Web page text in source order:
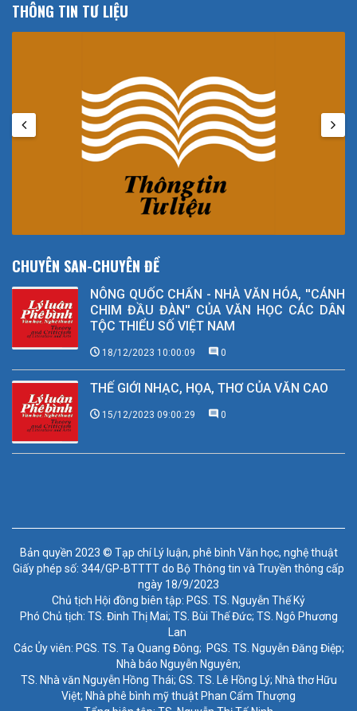
THÔNG TIN TƯ LIỆU
CHUYÊN SAN-CHUYÊN ĐỀ
NÔNG QUỐC CHẤN - NHÀ VĂN HÓA, ''CÁNH
CHIM ĐẦU ĐÀN'' CỦA VĂN HỌC CÁC DÂN
TỘC THIỂU SỐ VIỆT NAM
18/12/2023 10:00:09 0
THẾ GIỚI NHẠC, HỌA, THƠ CỦA VĂN CAO
15/12/2023 09:00:29 0
Bản quyền 2023 © Tạp chí Lý luận, phê bình Văn học, nghệ thuật
Giấy phép số: 344/GP-BTTTT do Bộ Thông tin và Truyền thông cấp
ngày 18/9/2023
Chủ tịch Hội đồng biên tập: PGS. TS. Nguyễn Thế Kỷ
Phó Chủ tịch: TS. Đinh Thị Mai; TS. Bùi Thế Đức; TS. Ngô Phương
Lan
Các Ủy viên: PGS. TS. Tạ Quang Đông; PGS. TS. Nguyễn Đăng Điệp;
Nhà báo Nguyễn Nguyên;
TS. Nhà văn Nguyễn Hồng Thái; GS. TS. Lê Hồng Lý; Nhà thơ Hữu
Việt; Nhà phê bình mỹ thuật Phan Cẩm Thượng